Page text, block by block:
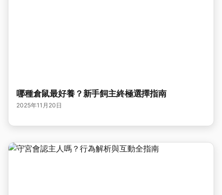
哪種倉鼠最好養？新手飼主終極選擇指南
2025年11月20日